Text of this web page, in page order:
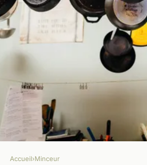
Accueil›Minceur